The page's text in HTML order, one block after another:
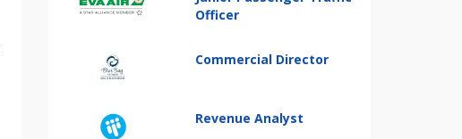
Officer
Commercial Director
Revenue Analyst